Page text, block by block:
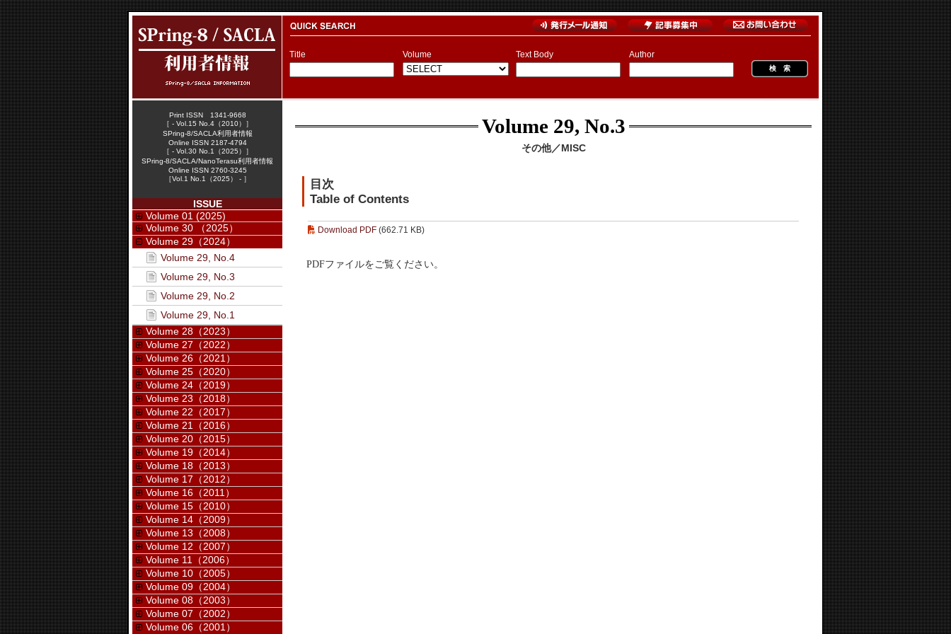
Title Volume Text Body Author
Volume 29, No.3
その他／MISC
目次
Table of Contents
Download PDF (662.71 KB)
PDFファイルをご覧ください。
Print ISSN 1341-9668
［ - Vol.15 No.4（2010）］
SPring-8/SACLA利用者情報
Online ISSN 2187-4794
［ - Vol.30 No.1（2025）］
SPring-8/SACLA/NanoTerasu利用者情報
Online ISSN 2760-3245
［Vol.1 No.1（2025） - ］
ISSUE
Volume 01 (2025)
Volume 30 （2025）
Volume 29（2024）
Volume 29, No.4
Volume 29, No.3
Volume 29, No.2
Volume 29, No.1
Volume 28（2023）
Volume 27（2022）
Volume 26（2021）
Volume 25（2020）
Volume 24（2019）
Volume 23（2018）
Volume 22（2017）
Volume 21（2016）
Volume 20（2015）
Volume 19（2014）
Volume 18（2013）
Volume 17（2012）
Volume 16（2011）
Volume 15（2010）
Volume 14（2009）
Volume 13（2008）
Volume 12（2007）
Volume 11（2006）
Volume 10（2005）
Volume 09（2004）
Volume 08（2003）
Volume 07（2002）
Volume 06（2001）